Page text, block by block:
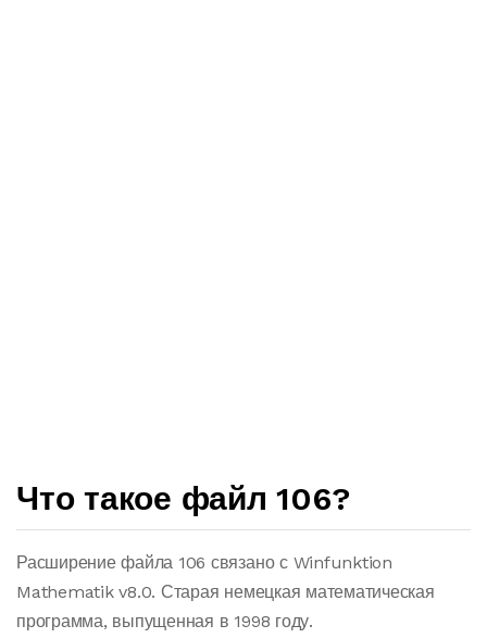
Что такое файл 106?
Расширение файла 106 связано с Winfunktion
Mathematik v8.0. Старая немецкая математическая
программа, выпущенная в 1998 году.